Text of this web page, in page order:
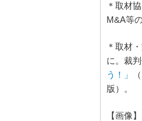
＊取材
M&A等
＊取材
に。裁
う！」
版）。
【画像